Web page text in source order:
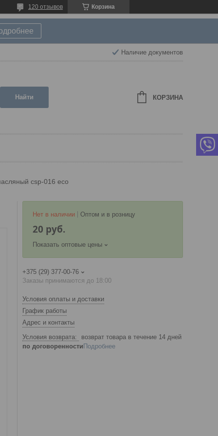
Корзина
120 отзывов
Наличие документов
Найти КОРЗИНА
csp-016 eco
Нет в наличии Оптом и в розницу
20 руб.
Показать оптовые цены
+375 (29) 377-00-76
Заказы принимаются до 18:00
Условия оплаты и доставки
График работы
Адрес и контакты
возврат товара в течение 14 дней
по договоренности Подробнее